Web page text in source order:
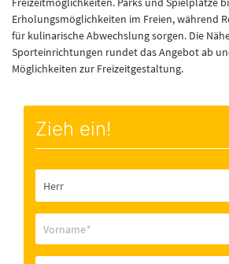
Erholungsmöglichkeiten im Freien, während
für kulinarische Abwechslung sorgen. Die
Sporteinrichtungen rundet das Angebot ab
Möglichkeiten zur Freizeitgestaltung.
Zieh ein!
Vorname*